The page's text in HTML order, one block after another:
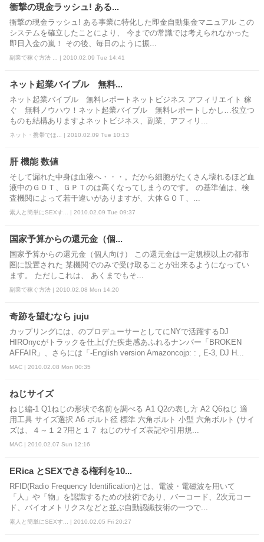
衝撃の現金ラッシュ! ある...
衝撃の現金ラッシュ! ある事業に特化した即金自動集金マニュアル この
システムを確立したことにより、 今までの常識では考えられなかった
即日入金の嵐！ その後、毎日のように振...
副業で稼ぐ方法 ... | 2010.02.09 Tue 14:41
ネット起業バイブル 無料...
ネット起業バイブル 無料レポートネットビジネス アフィリエイト 稼
ぐ 無料ノウハウ！ネット起業バイブル 無料レポートしかし…役立つ
ものも結構ありますよネットビジネス、副業、アフィリ...
ネット・携帯でほ... | 2010.02.09 Tue 10:13
肝 機能 数値
そして漏れた中身は血液へ・・・。だから細胞がたくさん壊れるほど血
液中のＧＯＴ、ＧＰＴのは高くなってしまうのです。 の基準値は、検
査機関によって若干違いがありますが、大体ＧＯＴ、...
素人と簡単にSEXす... | 2010.02.09 Tue 09:37
国家予算からの還元金（個...
国家予算からの還元金（個人向け） この還元金は一定規模以上の都市
圏に設置された 某機関でのみで受け取ることが出来るようになってい
ます。 ただしこれは、 あくまでもそ...
副業で稼ぐ方法 | 2010.02.08 Mon 14:20
奇跡を望むなら juju
カップリングには、のプロデューサーとしてにNYで活躍するDJ
HIROnycがトラックを仕上げた疾走感あふれるナンバー「BROKEN
AFFAIR」、さらには「-English version Amazoncojp: : , E-3, DJ H...
MAC | 2010.02.08 Mon 00:35
ねじサイズ
ねじ編-1 Q1ねじの形状で名前を調べる A1 Q2の表し方 A2 Q6ねじ 適
用工具 サイズ選択 A6 ボルト径 標準 六角ボルト 小型 六角ボルト (サイ
ズは、４～１２?用と１７ ねじのサイズ表記や引用規...
MAC | 2010.02.07 Sun 12:16
ERica とSEXできる権利を10...
RFID(Radio Frequency Identification)とは、電波・電磁波を用いて
「人」や「物」を認識するための技術であり、バーコード、2次元コー
ド、バイオメトリクスなどと並ぶ自動認識技術の一つで...
素人と簡単にSEXす... | 2010.02.05 Fri 20:27